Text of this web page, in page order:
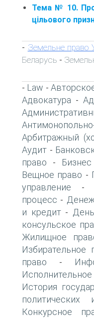
Тема № 10.
цільового
- Земельне право
Беларусь -
- Law -
Адвокатура -
Арбитражный
Аудит -
право - Бизнес
Вещное право -
управление -
процесс -
и кредит-
консульское
Жилищное
Избирательное
право -
История
Конкурсное